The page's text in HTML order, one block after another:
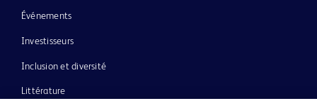
Événements
Investisseurs
Inclusion et diversité
Littérature